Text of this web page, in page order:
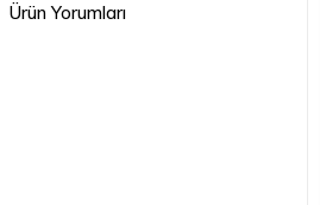
Ürün Yorumları